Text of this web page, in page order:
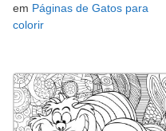
em Páginas de Gatos para
colorir